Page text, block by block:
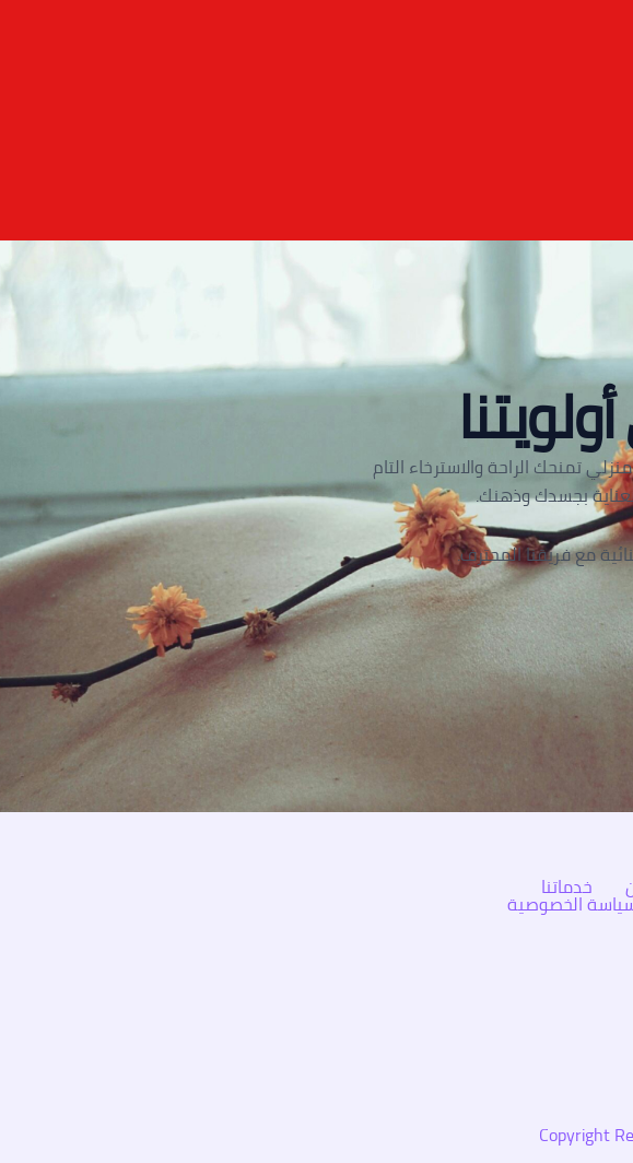
تمنحك الراحة والاسترخاء التام
بجسدك وذهنك.
مع فريقنا المحترف.
خدماتنا
الخصوصية
Copyright